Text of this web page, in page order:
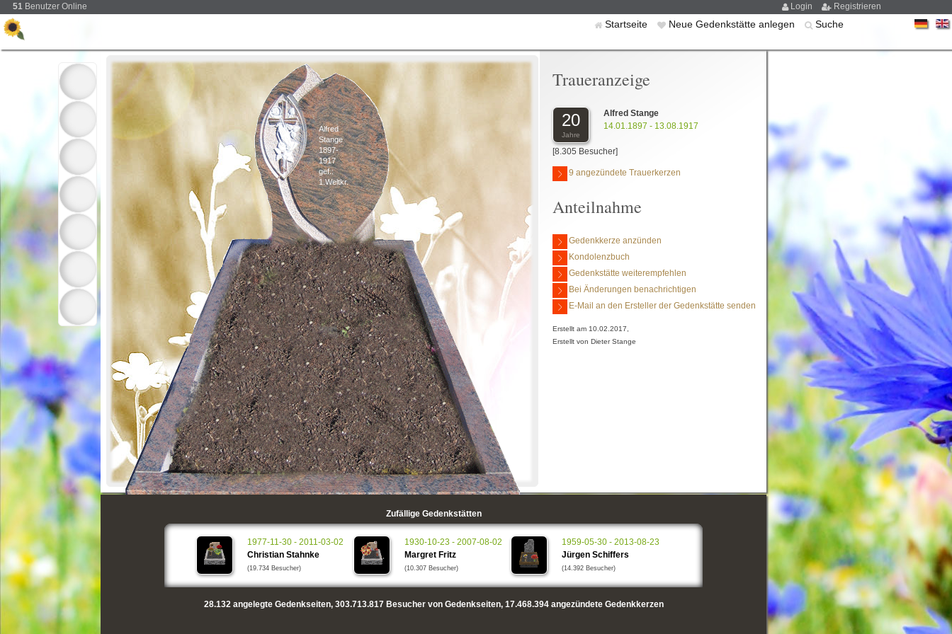
51 Benutzer Online Login Registrieren
Startseite Neue Gedenkstätte anlegen Suche
Alfred
Stange
1897-
1917
gef.:
1.Weltkr.
Traueranzeige
20
Jahre
Alfred Stange
14.01.1897 - 13.08.1917
[8.305 Besucher]
9 angezündete Trauerkerzen
Anteilnahme
Gedenkkerze anzünden
Kondolenzbuch
Gedenkstätte weiterempfehlen
Bei Änderungen benachrichtigen
E-Mail an den Ersteller der Gedenkstätte senden
Erstellt am 10.02.2017,
Erstellt von Dieter Stange
Zufällige Gedenkstätten
1977-11-30 - 2011-03-02
Christian Stahnke
(19.734 Besucher)
1930-10-23 - 2007-08-02
Margret Fritz
(10.307 Besucher)
1959-05-30 - 2013-08-23
Jürgen Schiffers
(14.392 Besucher)
28.132angelegte Gedenkseiten, 303.713.817Besucher von Gedenkseiten, 17.468.394angezündete Gedenkkerzen